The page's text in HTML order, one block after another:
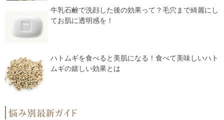
牛乳石鹸で洗顔した後の効果って？毛穴まで綺麗にし
てお肌に透明感を！
ハトムギを食べると美肌になる！食べて美味しいハト
ムギの嬉しい効果とは